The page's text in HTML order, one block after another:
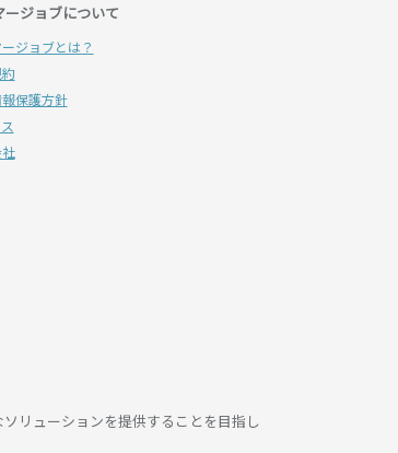
ージョブについて
ジョブとは？
保護方針
リューションを提供することを目指し